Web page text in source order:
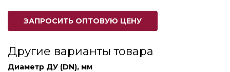
ЗАПРОСИТЬ ОПТОВУЮ ЦЕНУ
Другие варианты товара
Диаметр ДУ (DN), мм